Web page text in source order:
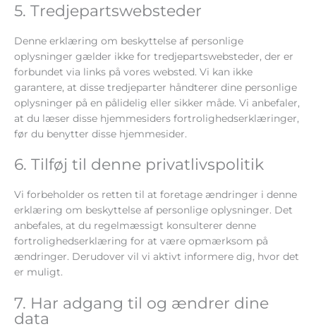
5. Tredjepartswebsteder
Denne erklæring om beskyttelse af personlige
oplysninger gælder ikke for tredjepartswebsteder, der er
forbundet via links på vores websted. Vi kan ikke
garantere, at disse tredjeparter håndterer dine personlige
oplysninger på en pålidelig eller sikker måde. Vi anbefaler,
at du læser disse hjemmesiders fortrolighedserklæringer,
før du benytter disse hjemmesider.
6. Tilføj til denne privatlivspolitik
Vi forbeholder os retten til at foretage ændringer i denne
erklæring om beskyttelse af personlige oplysninger. Det
anbefales, at du regelmæssigt konsulterer denne
fortrolighedserklæring for at være opmærksom på
ændringer. Derudover vil vi aktivt informere dig, hvor det
er muligt.
7. Har adgang til og ændrer dine
data